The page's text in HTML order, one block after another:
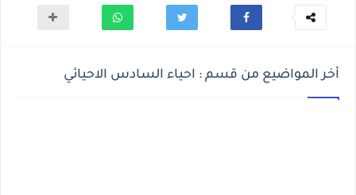
أخر المواضيع من قسم : احياء السادس الاحيائي